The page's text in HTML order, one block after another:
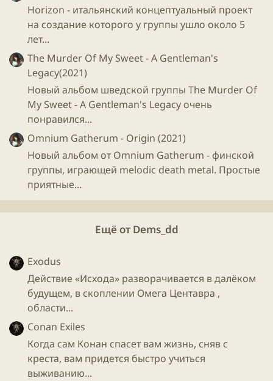
нашу жизнь смыслом
- Максим Самосват
О проекте
Команда SUNBURST создана музыкантами, давно
зарекомендовавшими себя на российской рок-
сцене. Старые друзья: Максим Самосват, Владимир
Насонов, Тимофей Щербаков, Антон Смольянин и
Артур Булатов объединили свои усилия под общим
брендом SUNBURST, чтобы без оглядки на
конъюнктуру музыкального рынка и нарочитого
заигрывания с аудиторией делать музыку,
свободную от компромиссов с самими собой.
Купить альбом:iTunes,Google Play,
Zvooq
Источник: sunburst.me
Horizon - итальянский концептуальный проект
на создание которого у группы ушло около 5
лет...
The Murder Of My Sweet - A Gentleman's
Legacy(2021)
Новый альбом шведской группы The Murder Of
My Sweet - A Gentleman's Legacy очень
понравился...
Omnium Gatherum - Origin (2021)
Новый альбом от Omnium Gatherum - финской
группы, играющей melodic death metal. Простые
приятные...
Ещё от Dems_dd
Exodus
Действие «Исхода» разворачивается в далёком
будущем, в скоплении Омега Центавра ,
области...
Conan Exiles
Когда сам Конан спасет вам жизнь, сняв с
креста, вам придется быстро учиться
выживанию...